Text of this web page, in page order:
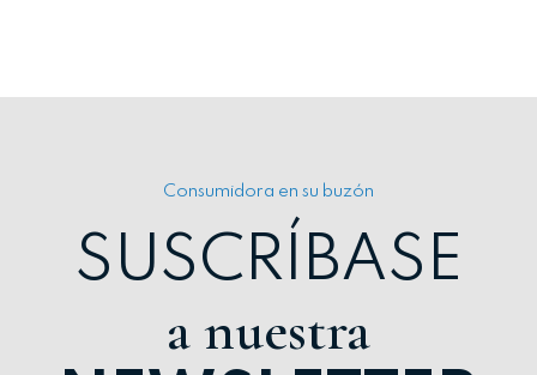
Consumidora en su buzón
SUSCRÍBASE
a nuestra